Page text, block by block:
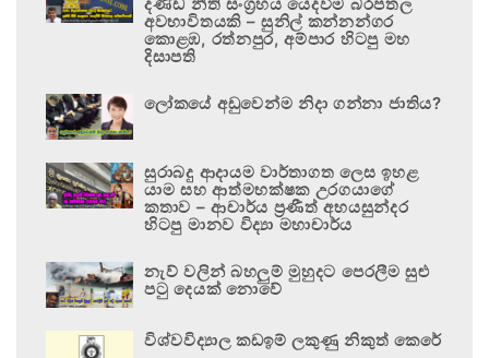
අවභාවිතයකි – සුනිල් කන්නන්ගර
කොළඹ, රත්නපුර, අම්පාර හිටපු මහ
දිසාපති
ලෝකයේ අඩුවෙන්ම නිදා ගන්නා ජාතිය?
සුරාබදු ආදායම වාර්තාගත ලෙස ඉහළ
යාම සහ ආත්මභක්ෂක උරගයාගේ
කතාව – ආචාර්ය ප්‍රණීත් අභයසුන්දර
හිටපු මානව විද්‍යා මහාචාර්ය
නැව් වලින් බහලුම් මුහුදට පෙරලීම සුළු
පටු දෙයක් නොවේ
විශ්වවිද්‍යාල කඩඉම් ලකුණු නිකුත් කෙරේ